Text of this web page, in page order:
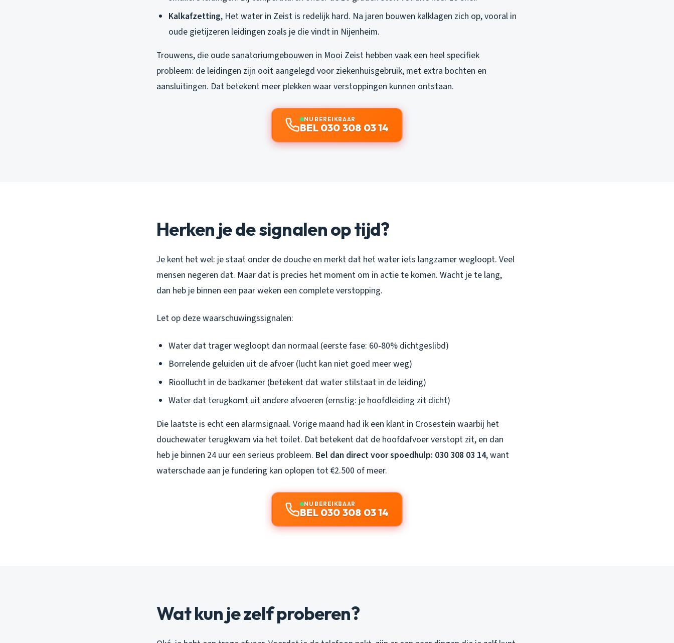
Kalkafzetting, Het water in Zeist is redelijk hard. Na jaren bouwen kalklagen zich op, vooral in
oude gietijzeren leidingen zoals je die vindt in Nijenheim.
Trouwens, die oude sanatoriumgebouwen in Mooi Zeist hebben vaak een heel specifiek
probleem: de leidingen zijn ooit aangelegd voor ziekenhuisgebruik, met extra bochten en
aansluitingen. Dat betekent meer plekken waar verstoppingen kunnen ontstaan.
NU BEREIKBAAR
BEL 030 308 03 14
Herken je de signalen op tijd?
Je kent het wel: je staat onder de douche en merkt dat het water iets langzamer wegloopt. Veel
mensen negeren dat. Maar dat is precies het moment om in actie te komen. Wacht je te lang,
dan heb je binnen een paar weken een complete verstopping.
Let op deze waarschuwingssignalen:
Water dat trager wegloopt dan normaal (eerste fase: 60-80% dichtgeslibd)
Borrelende geluiden uit de afvoer (lucht kan niet goed meer weg)
Rioollucht in de badkamer (betekent dat water stilstaat in de leiding)
Water dat terugkomt uit andere afvoeren (ernstig: je hoofdleiding zit dicht)
Die laatste is echt een alarmsignaal. Vorige maand had ik een klant in Crosestein waarbij het
douchewater terugkwam via het toilet. Dat betekent dat de hoofdafvoer verstopt zit, en dan
heb je binnen 24 uur een serieus probleem. Bel dan direct voor spoedhulp: 030 308 03 14, want
waterschade aan je fundering kan oplopen tot €2.500 of meer.
NU BEREIKBAAR
BEL 030 308 03 14
Wat kun je zelf proberen?